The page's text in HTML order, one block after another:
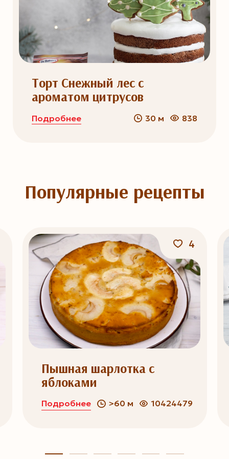
Торт Снежный лес с
ароматом цитрусов
Подробнее 30 м 838
Популярные рецепты
4
Пышная шарлотка с
яблоками
Подробнее >60 м 10424479